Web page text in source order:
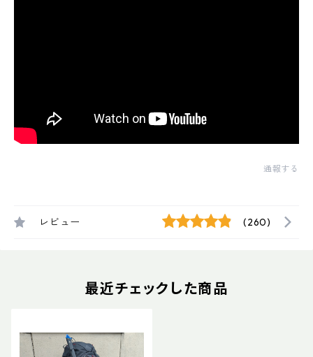
通報する
レビュー (260)
最近チェックした商品